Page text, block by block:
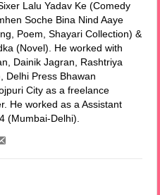
Lalu Yadav Ke (Comedy
Soche Bina Nind Aaye
Poem, Shayari Collection) &
(Novel). He worked with
Dainik Jagran, Rashtriya
Delhi Press Bhawan
City as a freelance
He worked as a Assistant
(Mumbai-Delhi).